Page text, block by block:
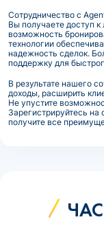
Сотрудничество с
Вы получаете доступ
возможность
технологии
надежность сделок.
поддержку для
В результате нашего
доходы, расширить
Не упустите
Зарегистрируйтесь на
получите все